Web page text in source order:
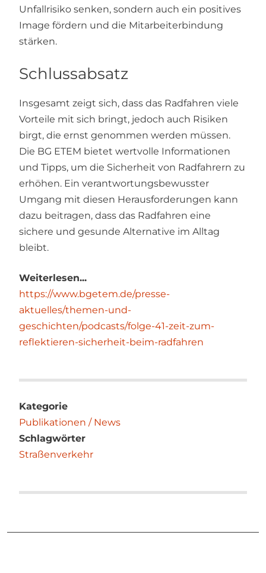
Unfallrisiko senken, sondern auch ein positives
Image fördern und die Mitarbeiterbindung
stärken.
Schlussabsatz
Insgesamt zeigt sich, dass das Radfahren viele
Vorteile mit sich bringt, jedoch auch Risiken
birgt, die ernst genommen werden müssen.
Die BG ETEM bietet wertvolle Informationen
und Tipps, um die Sicherheit von Radfahrern zu
erhöhen. Ein verantwortungsbewusster
Umgang mit diesen Herausforderungen kann
dazu beitragen, dass das Radfahren eine
sichere und gesunde Alternative im Alltag
bleibt.
Weiterlesen...
https://www.bgetem.de/presse-
aktuelles/themen-und-
geschichten/podcasts/folge-41-zeit-zum-
reflektieren-sicherheit-beim-radfahren
Kategorie
Publikationen / News
Schlagwörter
Straßenverkehr